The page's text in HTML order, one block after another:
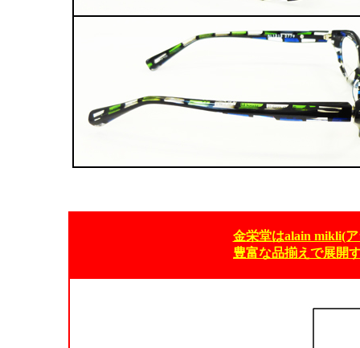
金栄堂はalain mikli(
豊富な品揃えで展開